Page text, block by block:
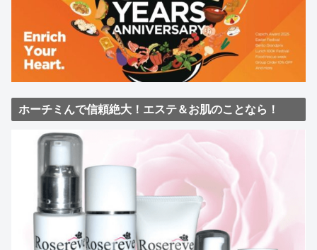
ホーチミんで信頼絶大！エステ＆お肌のことなら！